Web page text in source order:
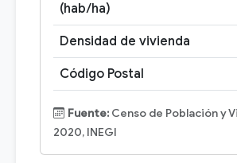
(hab/ha)
Densidad de vivienda
Código Postal
Fuente: Censo de Población y
2020, INEGI